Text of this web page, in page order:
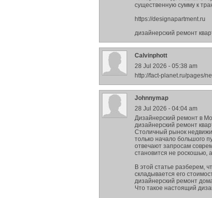
существенную сумму к
https://designapartment.ru
дизайнерский ремонт
Calvinphott
28 Jul 2026 - 05:38 am
http://fact-planet.ru/pages/
Johnnymap
28 Jul 2026 - 04:04 am
Дизайнерский ремонт в
дизайнерский ремонт
Столичный рынок
только начало большого
отвечают запросам
становится не роскошью,
В этой статье разберем,
складывается его
дизайнерский ремонт
Что такое настоящий